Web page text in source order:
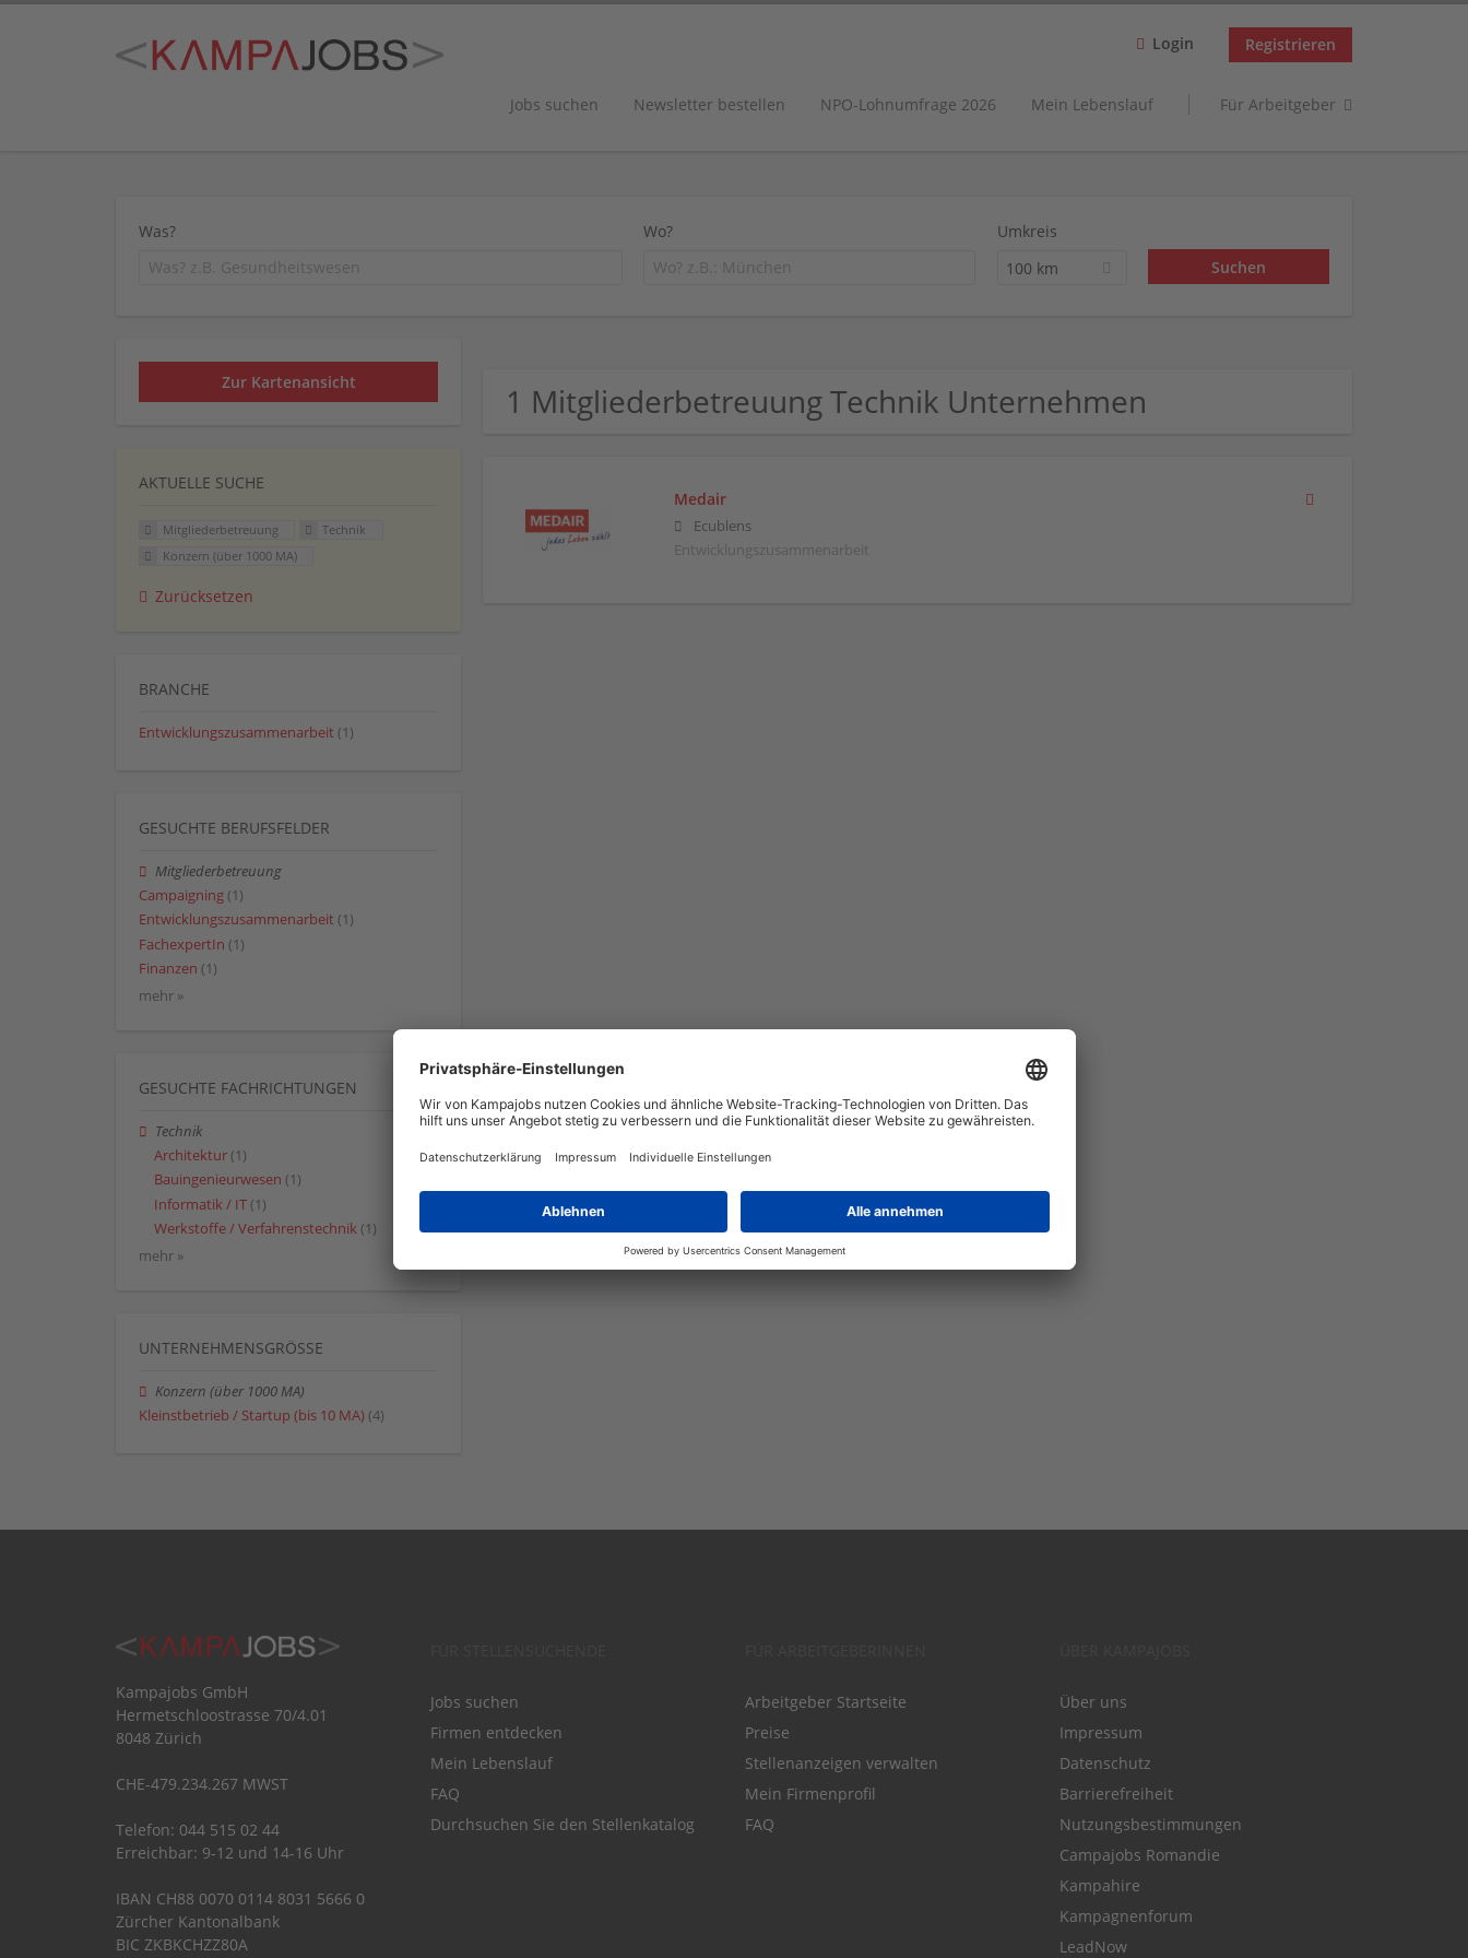
Login Registrieren
Jobs suchen Newsletter bestellen NPO-Lohnumfrage 2026 Mein Lebenslauf Für Arbeitgeber
Was? Wo?
Umkreis
100 km
1 Mitgliederbetreuung Technik Unternehmen
Medair
Ecublens
Entwicklungszusammenarbeit
Zur Kartenansicht
AKTUELLE SUCHE
Mitgliederbetreuung
Technik
Konzern (über 1000 MA)
Zurücksetzen
BRANCHE
Entwicklungszusammenarbeit (1)
GESUCHTE BERUFSFELDER
Mitgliederbetreuung
Campaigning (1)
Entwicklungszusammenarbeit (1)
FachexpertIn (1)
Finanzen (1)
mehr »
GESUCHTE FACHRICHTUNGEN
Technik
Architektur (1)
Bauingenieurwesen (1)
Informatik / IT (1)
Werkstoffe / Verfahrenstechnik (1)
mehr »
UNTERNEHMENSGRÖSSE
Konzern (über 1000 MA)
Kleinstbetrieb / Startup (bis 10 MA) (4)
Kampajobs GmbH
Hermetschloostrasse 70/4.01
8048 Zürich
CHE-479.234.267 MWST
Telefon: 044 515 02 44
Erreichbar: 9-12 und 14-16 Uhr
IBAN CH88 0070 0114 8031 5666 0
Zürcher Kantonalbank
BIC ZKBKCHZZ80A
Jobs suchen
Firmen entdecken
Mein Lebenslauf
FAQ
Durchsuchen Sie den Stellenkatalog
Arbeitgeber Startseite
Preise
Stellenanzeigen verwalten
Mein Firmenprofil
FAQ
Über uns
Impressum
Datenschutz
Barrierefreiheit
Nutzungsbestimmungen
Campajobs Romandie
Kampahire
Kampagnenforum
LeadNow